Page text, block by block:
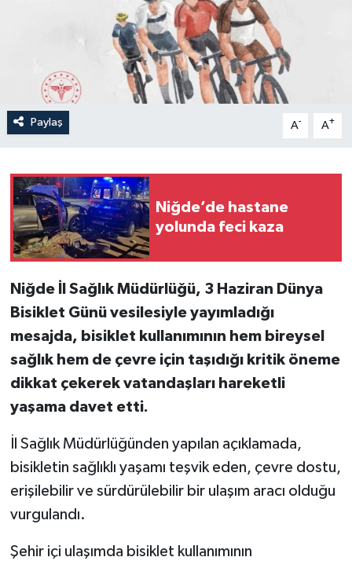
Paylaş A- A+
Niğde’de hastane
yolunda feci kaza
Niğde İl Sağlık Müdürlüğü, 3 Haziran Dünya
Bisiklet Günü vesilesiyle yayımladığı
mesajda, bisiklet kullanımının hem bireysel
sağlık hem de çevre için taşıdığı kritik öneme
dikkat çekerek vatandaşları hareketli
yaşama davet etti.
İl Sağlık Müdürlüğünden yapılan açıklamada,
bisikletin sağlıklı yaşamı teşvik eden, çevre dostu,
erişilebilir ve sürdürülebilir bir ulaşım aracı olduğu
vurgulandı.
Şehir içi ulaşımda bisiklet kullanımının